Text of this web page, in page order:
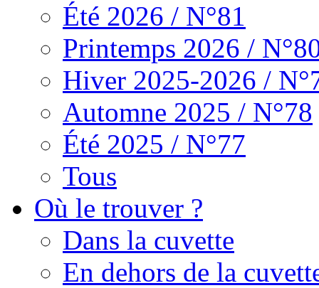
Été 2026 / N°81
Printemps 2026 /
Hiver 2025-2026 /
Automne 2025 / N°78
Été 2025 / N°77
Tous
Où le trouver ?
Dans la cuvette
En dehors de la